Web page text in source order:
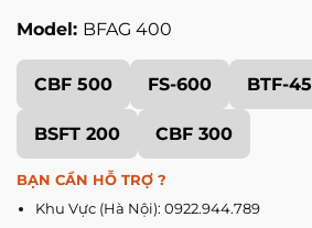
Model: BFAG 400
CBF 500 FS-600 BTF-45
BSFT 200 CBF 300
BẠN CẦN HỖ TRỢ ?
Khu Vực (Hà Nội): 0922.944.789